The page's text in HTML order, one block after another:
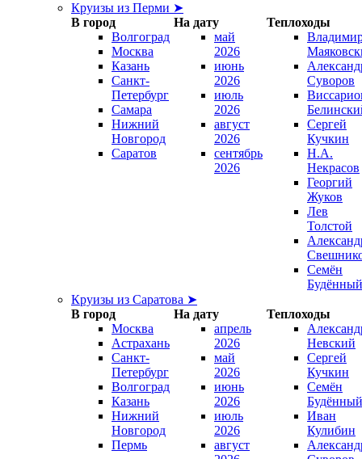
Круизы из Перми ➤
В город
На дату
Теплоходы
Волгоград
Москва
Казань
Санкт-
Петербург
Самара
Нижний
Новгород
Саратов
май
2026
июнь
2026
июль
2026
август
2026
сентябрь
2026
Суворов
Сергей
Кучкин
Н.А.
Некрасов
Георгий
Жуков
Лев
Толстой
Семён
Будённый
Круизы из Саратова ➤
В город
На дату
Теплоходы
Москва
Астрахань
Санкт-
Петербург
Волгоград
Казань
Нижний
Новгород
Пермь
апрель
2026
май
2026
июнь
2026
июль
2026
август
Невский
Сергей
Кучкин
Семён
Будённый
Иван
Кулибин